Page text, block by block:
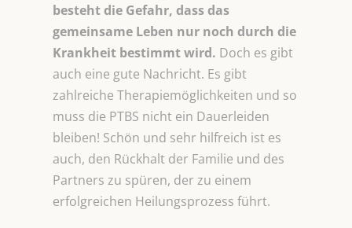
besteht die Gefahr, dass das
gemeinsame Leben nur noch durch die
Krankheit bestimmt wird. Doch es gibt
auch eine gute Nachricht. Es gibt
zahlreiche Therapiemöglichkeiten und so
muss die PTBS nicht ein Dauerleiden
bleiben! Schön und sehr hilfreich ist es
auch, den Rückhalt der Familie und des
Partners zu spüren, der zu einem
erfolgreichen Heilungsprozess führt.